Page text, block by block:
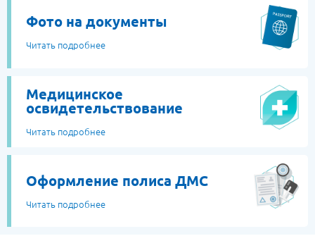
Фото на документы
Читать подробнее
Медицинское
освидетельствование
Читать подробнее
Оформление полиса ДМС
Читать подробнее